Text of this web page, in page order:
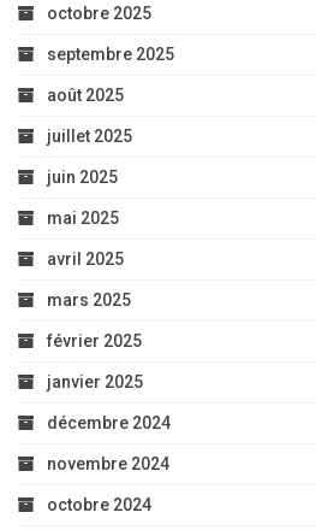
octobre 2025
septembre 2025
août 2025
juillet 2025
juin 2025
mai 2025
avril 2025
mars 2025
février 2025
janvier 2025
décembre 2024
novembre 2024
octobre 2024